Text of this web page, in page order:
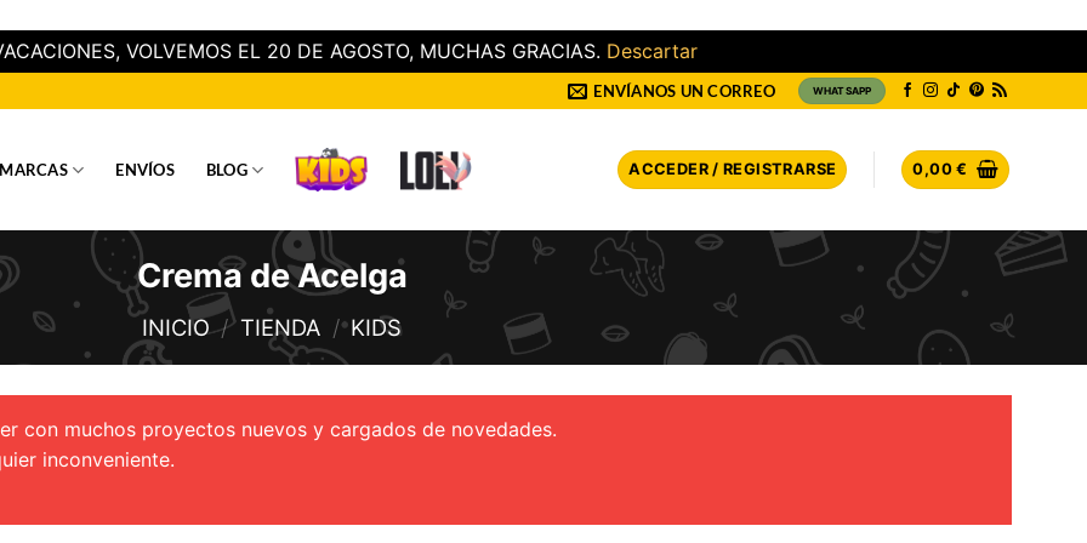
VOLVEMOS EL 20 DE AGOSTO, MUCHAS GRACIAS. Descartar
ENVÍANOS UN CORREO WHATSAPP
MARCAS ENVÍOS BLOG ACCEDER / REGISTRARSE 0,00€
Crema de Acelga
INICIO / TIENDA / KIDS
con muchos proyectos nuevos y cargados de novedades.
inconveniente.